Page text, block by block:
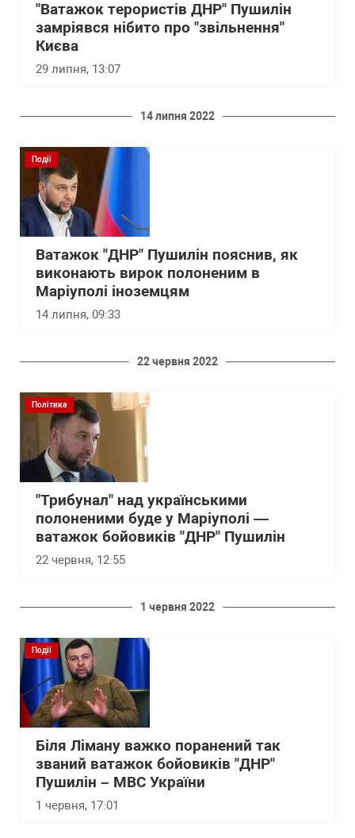
"Ватажок терористів ДНР" Пушилін
замріявся нібито про "звільнення"
Києва
29 липня, 13:07
14 липня 2022
Події
Ватажок "ДНР" Пушилін пояснив, як
виконають вирок полоненим в
Маріуполі іноземцям
14 липня, 09:33
22 червня 2022
Політика
"Трибунал" над українськими
полоненими буде у Маріуполі —
ватажок бойовиків "ДНР" Пушилін
22 червня, 12:55
1 червня 2022
Події
Біля Ліману важко поранений так
званий ватажок бойовиків "ДНР"
Пушилін – МВС України
1 червня, 17:01